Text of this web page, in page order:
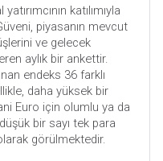
katılımıyla
piyasanın mevcut
ve gelecek
aylık bir ankettir.
endeks 36 farklı
daha yüksek bir
Euro için olumlu ya da
bir sayı tek para
görülmektedir.